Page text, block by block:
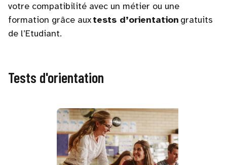
votre compatibilité avec un métier ou une
formation grâce auxtests d’orientation gratuits
de l’Etudiant.
Tests d'orientation